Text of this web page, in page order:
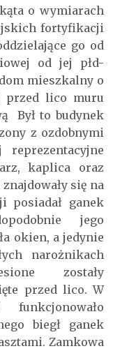
o wymiarach
fortyfikacji
go od
od jej płd-
mieszkalny o
przed lico muru
Był to budynek
z ozdobnymi
reprezentacyjne
kaplica oraz
się na
posiadał ganek
jego
okien, a jedynie
narożnikach
zostały
przed lico. W
biegł ganek
Zamkowa